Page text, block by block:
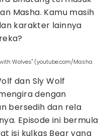
Masha. Kamu masih
karakter lainnya
Wolves" (youtube.com/Masha
dan Sly Wolf
dengan
bersedih dan rela
Episode ini bermula
isi kulkas Bear yang